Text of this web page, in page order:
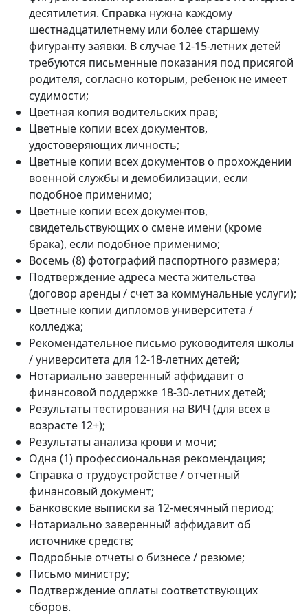
десятилетия. Справка нужна каждому
шестнадцатилетнему или более старшему
фигуранту заявки. В случае 12-15-летних детей
требуются письменные показания под присягой
родителя, согласно которым, ребенок не имеет
судимости;
Цветная копия водительских прав;
Цветные копии всех документов,
удостоверяющих личность;
Цветные копии всех документов о прохождении
военной службы и демобилизации, если
подобное применимо;
Цветные копии всех документов,
свидетельствующих о смене имени (кроме
брака), если подобное применимо;
Восемь (8) фотографий паспортного размера;
Подтверждение адреса места жительства
(договор аренды / счет за коммунальные услуги);
Цветные копии дипломов университета /
колледжа;
Рекомендательное письмо руководителя школы
/ университета для 12-18-летних детей;
Нотариально заверенный аффидавит о
финансовой поддержке 18-30-летних детей;
Результаты тестирования на ВИЧ (для всех в
возрасте 12+);
Результаты анализа крови и мочи;
Одна (1) профессиональная рекомендация;
Справка о трудоустройстве / отчётный
финансовый документ;
Банковские выписки за 12-месячный период;
Нотариально заверенный аффидавит об
источнике средств;
Подробные отчеты о бизнесе / резюме;
Письмо министру;
Подтверждение оплаты соответствующих
сборов.